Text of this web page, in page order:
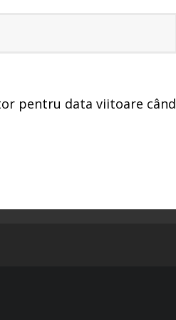
pentru data viitoare când